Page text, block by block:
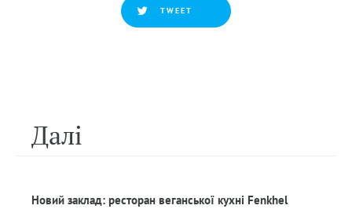
TWEET
Далi
Новий заклад: ресторан веганської кухні Fenkhel